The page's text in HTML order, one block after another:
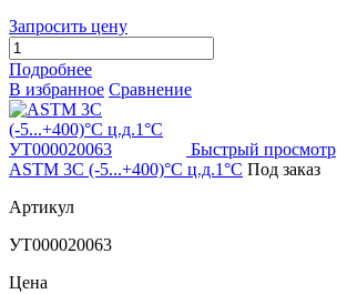
Запросить цену
Подробнее
В избранное Сравнение
Быстрый просмотр
ASTM 3C (-5...+400)°С ц.д.1°С Под заказ
Артикул
УТ000020063
Цена